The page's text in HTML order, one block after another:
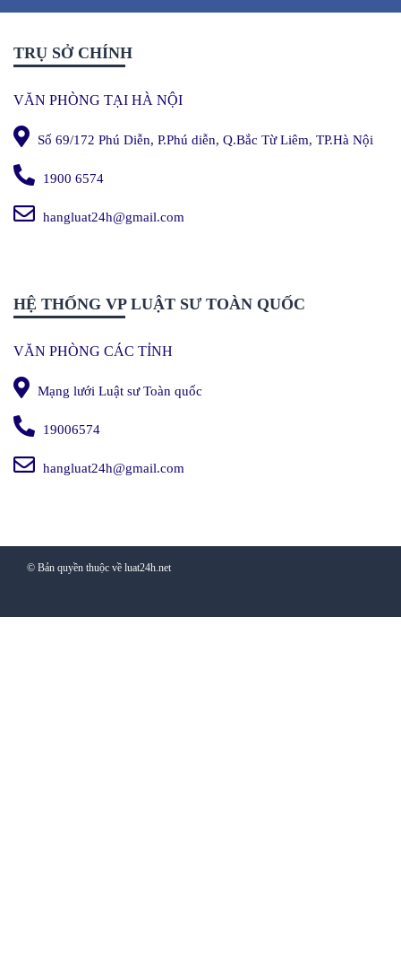
TRỤ SỞ CHÍNH
VĂN PHÒNG TẠI HÀ NỘI
Số 69/172 Phú Diễn, P.Phú diễn, Q.Bắc Từ Liêm, TP.Hà Nội
1900 6574
hangluat24h@gmail.com
HỆ THỐNG VP LUẬT SƯ TOÀN QUỐC
VĂN PHÒNG CÁC TỈNH
Mạng lưới Luật sư Toàn quốc
19006574
hangluat24h@gmail.com
© Bản quyền thuộc về luat24h.net